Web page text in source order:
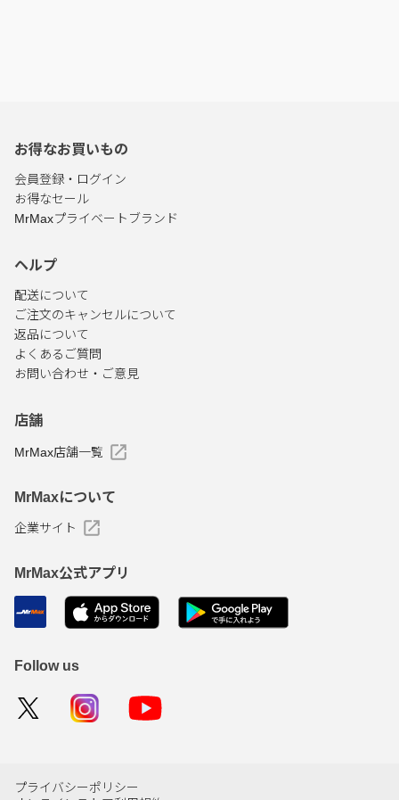
お得なお買いもの
会員登録・ログイン
お得なセール
MrMaxプライベートブランド
ヘルプ
配送について
ご注文のキャンセルについて
返品について
よくあるご質問
お問い合わせ・ご意見
店舗
MrMax店舗一覧
MrMaxについて
企業サイト
MrMax公式アプリ
Follow us
プライバシーポリシー